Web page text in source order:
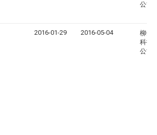
公司
2016-01-29 2016-05-04
柳州
科技
公司